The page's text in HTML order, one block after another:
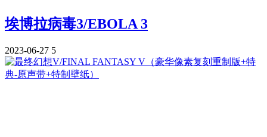
埃博拉病毒3/EBOLA 3
2023-06-27 5